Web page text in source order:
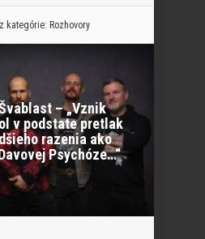
kategórie: Rozhovory
– „Vznik
v podstate pretlak
razenia ako
Psychóze…“